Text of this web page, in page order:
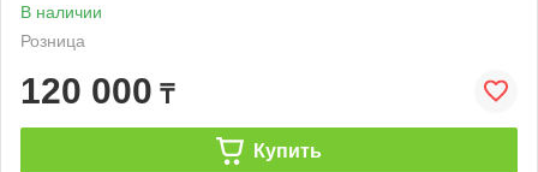
В наличии
Розница
120 000 ₸
Купить